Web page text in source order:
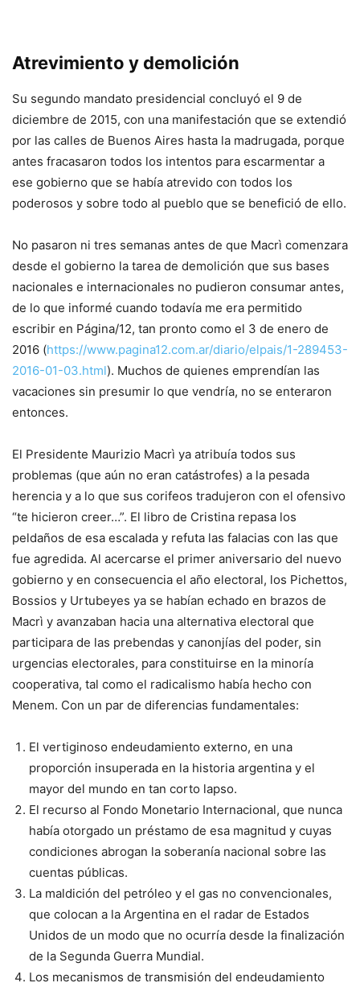
Atrevimiento y demolición
Su segundo mandato presidencial concluyó el 9 de
diciembre de 2015, con una manifestación que se extendió
por las calles de Buenos Aires hasta la madrugada, porque
antes fracasaron todos los intentos para escarmentar a
ese gobierno que se había atrevido con todos los
poderosos y sobre todo al pueblo que se benefició de ello.
No pasaron ni tres semanas antes de que Macrì comenzara
desde el gobierno la tarea de demolición que sus bases
nacionales e internacionales no pudieron consumar antes,
de lo que informé cuando todavía me era permitido
escribir en Página/12, tan pronto como el 3 de enero de
2016 (https://www.pagina12.com.ar/diario/elpais/1-289453-
2016-01-03.html). Muchos de quienes emprendían las
vacaciones sin presumir lo que vendría, no se enteraron
entonces.
El Presidente Maurizio Macrì ya atribuía todos sus
problemas (que aún no eran catástrofes) a la pesada
herencia y a lo que sus corifeos tradujeron con el ofensivo
“te hicieron creer…”. El libro de Cristina repasa los
peldaños de esa escalada y refuta las falacias con las que
fue agredida. Al acercarse el primer aniversario del nuevo
gobierno y en consecuencia el año electoral, los Pichettos,
Bossios y Urtubeyes ya se habían echado en brazos de
Macrì y avanzaban hacia una alternativa electoral que
participara de las prebendas y canonjías del poder, sin
urgencias electorales, para constituirse en la minoría
cooperativa, tal como el radicalismo había hecho con
Menem. Con un par de diferencias fundamentales:
El vertiginoso endeudamiento externo, en una
proporción insuperada en la historia argentina y el
mayor del mundo en tan corto lapso.
El recurso al Fondo Monetario Internacional, que nunca
había otorgado un préstamo de esa magnitud y cuyas
condiciones abrogan la soberanía nacional sobre las
cuentas públicas.
La maldición del petróleo y el gas no convencionales,
que colocan a la Argentina en el radar de Estados
Unidos de un modo que no ocurría desde la finalización
de la Segunda Guerra Mundial.
Los mecanismos de transmisión del endeudamiento